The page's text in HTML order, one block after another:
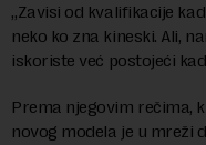
„Zavisi od kvalifikacije
neko ko zna kineski. Ali,
iskoriste već postojeći
Prema njegovim rečima,
novog modela je u mreži